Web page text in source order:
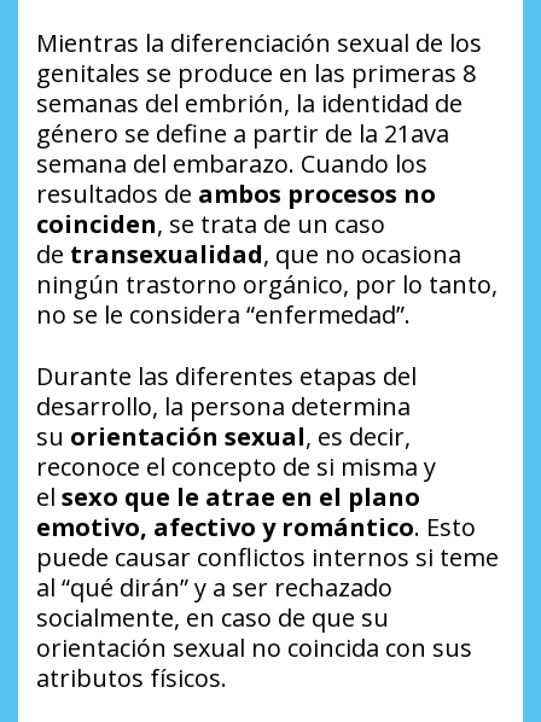
Mientras la diferenciación sexual de los
genitales se produce en las primeras 8
semanas del embrión, la identidad de
género se define a partir de la 21ava
semana del embarazo. Cuando los
resultados de ambos procesos no
coinciden, se trata de un caso
de transexualidad, que no ocasiona
ningún trastorno orgánico, por lo tanto,
no se le considera “enfermedad”.
Durante las diferentes etapas del
desarrollo, la persona determina
su orientación sexual, es decir,
reconoce el concepto de si misma y
el sexo que le atrae en el plano
emotivo, afectivo y romántico. Esto
puede causar conflictos internos si teme
al “qué dirán” y a ser rechazado
socialmente, en caso de que su
orientación sexual no coincida con sus
atributos físicos.